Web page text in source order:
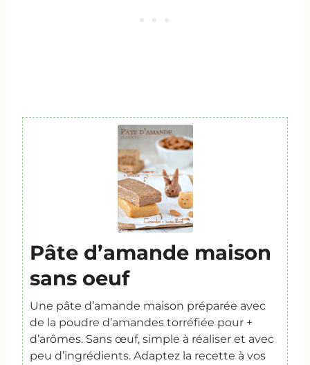
Pâte d’amande maison
sans oeuf
Une pâte d’amande maison préparée avec
de la poudre d’amandes torréfiée pour +
d’arômes. Sans œuf, simple à réaliser et avec
peu d’ingrédients. Adaptez la recette à vos